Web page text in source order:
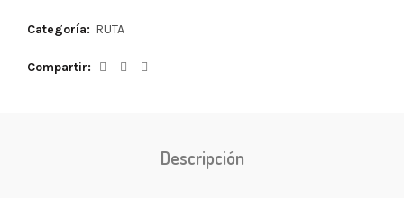
Categoría: RUTA
Compartir
Descripción